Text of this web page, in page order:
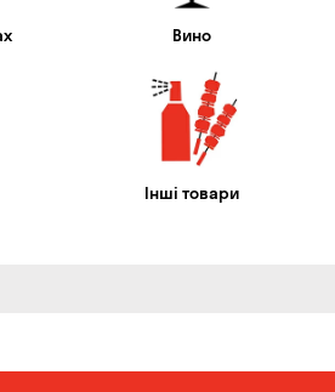
Вино
Інші товари